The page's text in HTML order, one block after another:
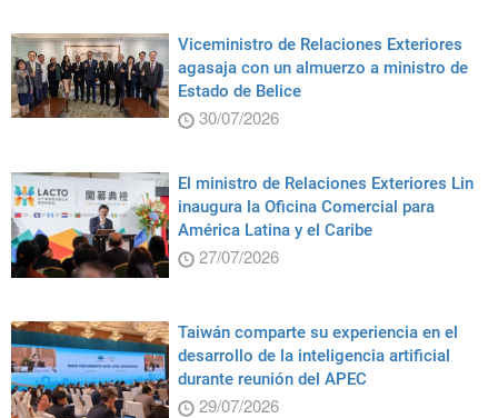
Viceministro de Relaciones Exteriores
agasaja con un almuerzo a ministro de
Estado de Belice
30/07/2026
El ministro de Relaciones Exteriores Lin
inaugura la Oficina Comercial para
América Latina y el Caribe
27/07/2026
Taiwán comparte su experiencia en el
desarrollo de la inteligencia artificial
durante reunión del APEC
29/07/2026